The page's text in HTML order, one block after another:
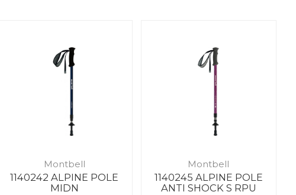
Montbell
1140242 ALPINE POLE
MIDN
Montbell
1140245 ALPINE POLE
ANTI SHOCK S RPU